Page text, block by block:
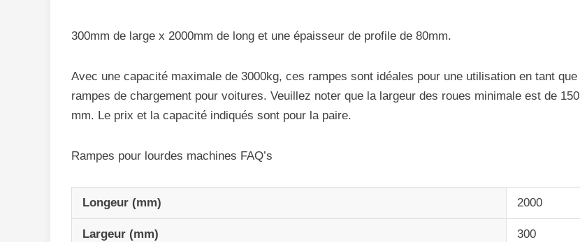
300mm de large x 2000mm de long et une épaisseur de profile de 80mm.
Avec une capacité maximale de 3000kg, ces rampes sont idéales pour une utilisation en tant que
rampes de chargement pour voitures. Veuillez noter que la largeur des roues minimale est de 150
mm. Le prix et la capacité indiqués sont pour la paire.
Rampes pour lourdes machines FAQ’s
Longeur (mm) 2000
Largeur (mm) 300